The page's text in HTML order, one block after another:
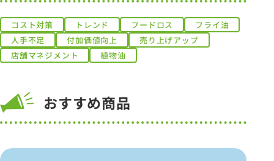
コスト対策 トレンド フードロス
フライ油
人手不足
付加価値向上
売り上げアップ
店舗マネジメント
植物油
おすすめ商品